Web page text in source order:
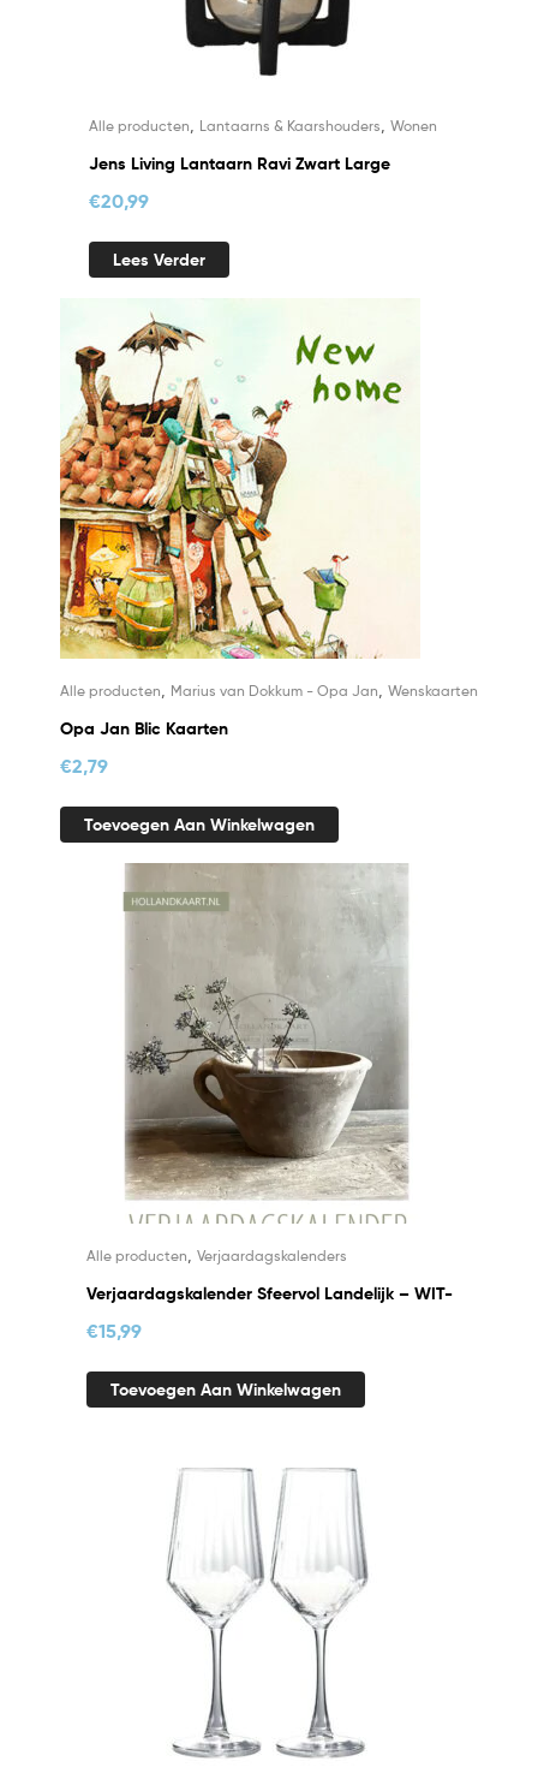
Alle producten Lantaarns & Kaarshouders Wonen
Jens Living Lantaarn Ravi Zwart Large
€20,99
Lees Verder
Alle producten Marius van Dokkum - Opa Jan Wenskaarten
Opa Jan Blic Kaarten
€2,79
Toevoegen Aan Winkelwagen
Alle producten, Verjaardagskalenders
Verjaardagskalender Sfeervol Landelijk – WIT-
€15,99
Toevoegen Aan Winkelwagen